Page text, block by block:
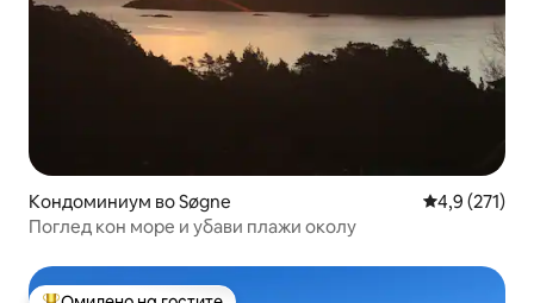
Кондоминиум во Søgne Просечна
4,9 (271)
Поглед кон море и убави плажи околу